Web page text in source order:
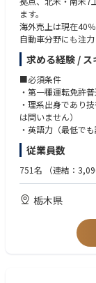
・技術情報含むプ
擦り合わせ、改善
会議の最前線で
ションをつないで
■所属組織の魅力・
・現代の世界を
・成長事業に参画
ます。
・顧客は北米の
求められるレベルが
・変化の著しい電
て、スピード感あ
■キャリアのイメー
・今後、本ポジ
任いただきます。
・将来的には、
職など、ご自身の
ます。
海外売上は現在40
自動車分野にも注
要のある製品を世界
海外拠点と日本本
術面・管理面から
部は推進Gと管理
理、リスク管理の
業務を行っていた
●海外-国内間の技
-海外プロジェクト
-他国への技術移転
-技術案件の国間問い
-技術資料翻訳業
●社内国際会議の
求める経験 / ス
■必須条件
・第一種運転免許
・理系出身であり
は問いません）
・英語力（最低で
■歓迎
・海外赴任・出張
従業員数
751名 （連結：
栃木県